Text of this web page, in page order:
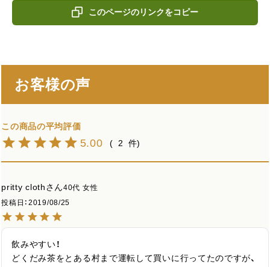
このページのリンクをコピー
お客様の声
5.00 2
pritty cloth 40代 女性
投稿日
2019/08/25
飲みやすい！
どくだみ茶をとある村まで運転して買いに行ってたのですが、